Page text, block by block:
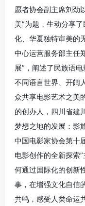
愿者协会副主席刘劲
美”为题，生动分享
化、华夏独特审美的
中心运营服务部主任
展”，阐述了民族语
不同语言世界、开阔
众共享电影艺术之美
的创办人，四川省建
梦想之地的发展：影
中国电影家协会第十
电影创作的全新探索
何通过国际化的创新
事，在增强文化自信
共鸣，感受人类命运